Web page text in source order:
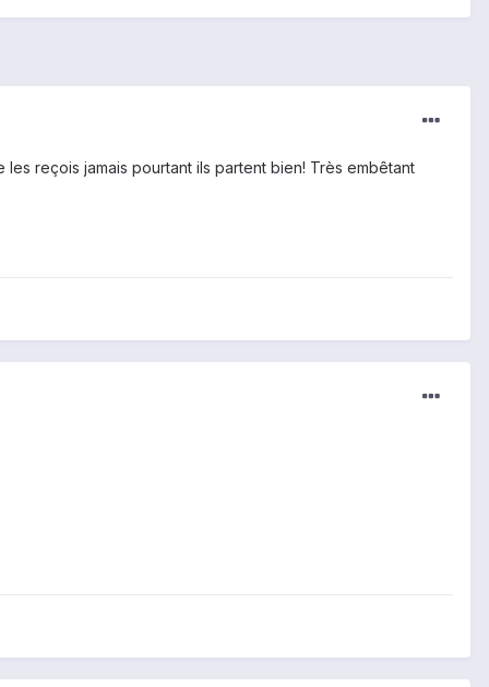
reçois jamais pourtant ils partent bien! Très embêtant